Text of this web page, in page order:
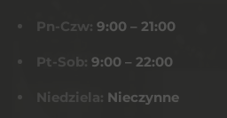
Pn-Czw: 9:00 – 21:00
Pt-Sob: 9:00 – 22:00
Niedziela: Nieczynne